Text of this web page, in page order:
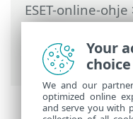
ESET-online-ohje
Premium>
Premium
Verkon suojaus
Your
choice
We and our
optimized online
and serve you with